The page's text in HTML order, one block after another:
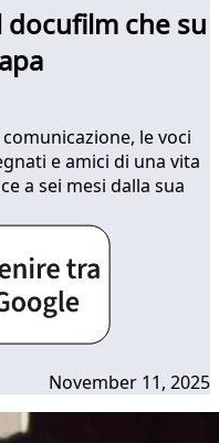
che su
le voci
e amici di una vita
a sei mesi dalla sua
November 11, 2025